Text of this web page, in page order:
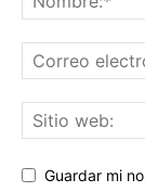
Guardar mi